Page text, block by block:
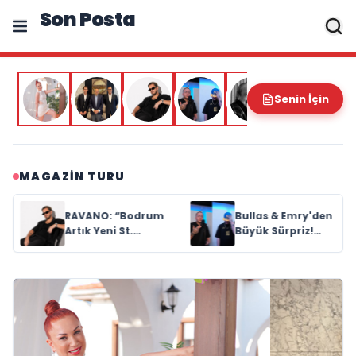
Son Posta
Senin İçin
MAGAZIN TURU
Bullas & Emry'den
Büyük Sürpriz!
"Kaç Kurtul" ile
Ela Nur, İlk Teklisi
“Bir Nefes Bir
Gölge” ile Müzik
Başladı